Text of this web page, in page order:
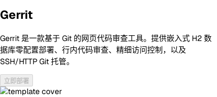
Gerrit
Gerrit 是一款基于 Git 的网页代码审查工具。提供嵌入式 H2 数
据库零配置部署、行内代码审查、精细访问控制，以及
SSH/HTTP Git 托管。
立即部署